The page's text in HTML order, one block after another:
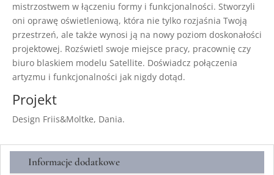
mistrzostwem w łączeniu formy i funkcjonalności. Stworzyli
oni oprawę oświetleniową, która nie tylko rozjaśnia Twoją
przestrzeń, ale także wynosi ją na nowy poziom doskonałości
projektowej. Rozświetl swoje miejsce pracy, pracownię czy
biuro blaskiem modelu Satellite. Doświadcz połączenia
artyzmu i funkcjonalności jak nigdy dotąd.
Projekt
Design Friis&Moltke, Dania.
Informacje dodatkowe